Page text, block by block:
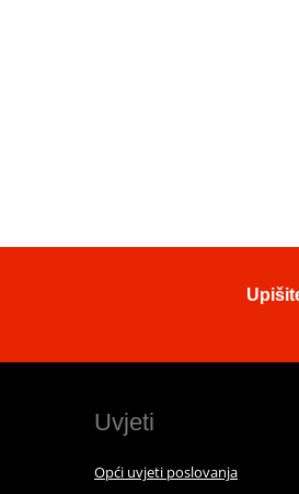
Uvjeti
Opći uvjeti poslovanja